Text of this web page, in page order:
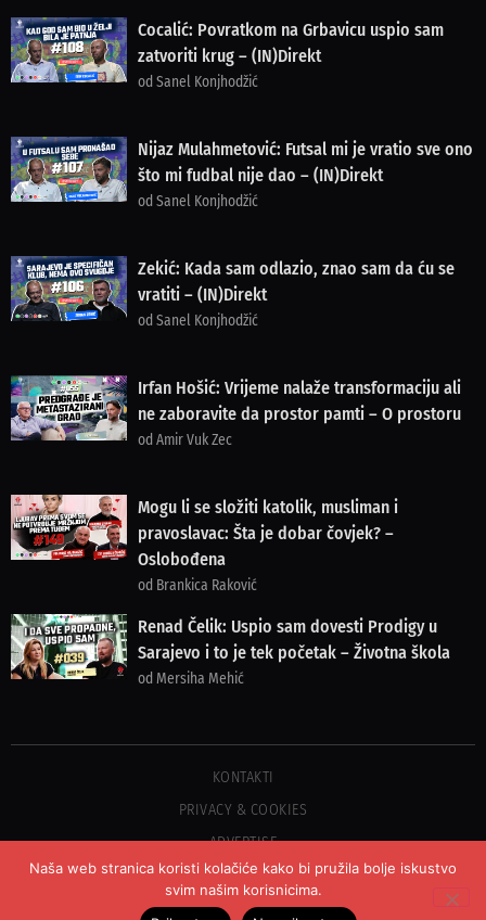
Cocalić: Povratkom na Grbavicu uspio sam
zatvoriti krug – (IN)Direkt
od Sanel Konjhodžić
Nijaz Mulahmetović: Futsal mi je vratio sve ono
što mi fudbal nije dao – (IN)Direkt
od Sanel Konjhodžić
Zekić: Kada sam odlazio, znao sam da ću se
vratiti – (IN)Direkt
od Sanel Konjhodžić
Irfan Hošić: Vrijeme nalaže transformaciju ali
ne zaboravite da prostor pamti – O prostoru
od Amir Vuk Zec
Mogu li se složiti katolik, musliman i
pravoslavac: Šta je dobar čovjek? –
Oslobođena
od Brankica Raković
Renad Čelik: Uspio sam dovesti Prodigy u
Sarajevo i to je tek početak – Životna škola
od Mersiha Mehić
©2023 COPYRIGHT OSLOBOĐENJE - SVA PRAVA PRIDRŽANA
KONTAKTI
PRIVACY & COOKIES
ADVERTISE
Naša web stranica koristi kolačiće kako bi pružila bolje iskustvo
svim našim korisnicima.